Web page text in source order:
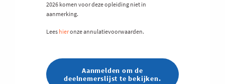
2026 komen voor deze opleiding niet in
aanmerking.
Lees hieronze annulatievoorwaarden.
Aanmelden om de
deelnemerslijst te bekijken.